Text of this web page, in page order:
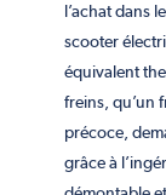
l’achat dans
scooter
équivalent
freins, qu’un
précoce,
grâce à